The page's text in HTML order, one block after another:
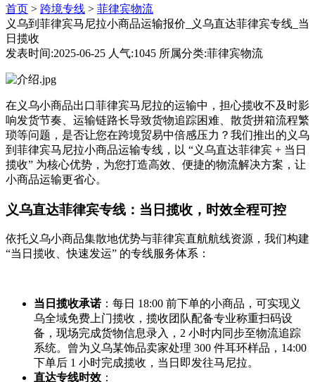
首页 > 跨境专线 > 菲律宾物流
义乌到菲律宾马尼拉小商品运输报价_义乌直达菲律宾专线_当
日揽收​
发表时间:2025-06-25 人气:1045 所属分类:菲律宾物流
在义乌小商品出口菲律宾马尼拉的运输中，担心揽收不及时影
响发货节奏、运输链路长导致货物追踪困难、散货拼箱流程繁
琐等问题，是否让您在跨境贸易中倍感压力？我们推出的义乌
到菲律宾马尼拉小商品运输专线，以 “义乌直达菲律宾 + 当日
揽收” 为核心优势，为您打造高效、便捷的物流解决方案，让
小商品运输更省心。
义乌直达菲律宾专线：当日揽收，时效全程可控
依托义乌小商品集散地优势与菲律宾直航航线资源，我们构建
“当日揽收、快速发运” 的专线服务体系：
当日揽收承诺：每日 18:00 前下单的小商品，可实现义
乌全域免费上门揽收，揽收团队配备专业称重扫码设
备，现场完成货物信息录入，2 小时内同步至物流追踪
系统。曾为义乌某饰品卖家处理 300 件耳环样品，14:00
下单后 1 小时完成揽收，当日即发往马尼拉。
直达专线时效 ：